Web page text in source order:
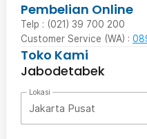
Pembelian Online
Telp : (021) 39 700 200
Customer Service (WA) :
Toko Kami
Jabodetabek
Lokasi
Jakarta Pusat